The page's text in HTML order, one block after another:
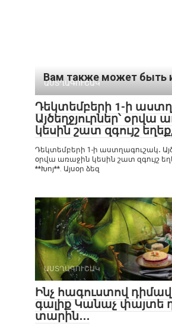
Вам также может быть
ԱՍՏՂԱԳՈՒՇԱԿ
Դեկտեմբերի 1-ի
Այծեղջյուրներ՝ օրվա
կեսին շատ զգույշ
Դեկտեմբերի 1-ի աստղագուշակ․
օրվա առաջին կեսին շատ զգույշ
**Խոյ**. Այսօր ձեզ
ԱՍՏՂԱԳՈՒՇԱԿ
Ինչ հագուստով
գալիք Կանաչ փայտե
տարին․․․